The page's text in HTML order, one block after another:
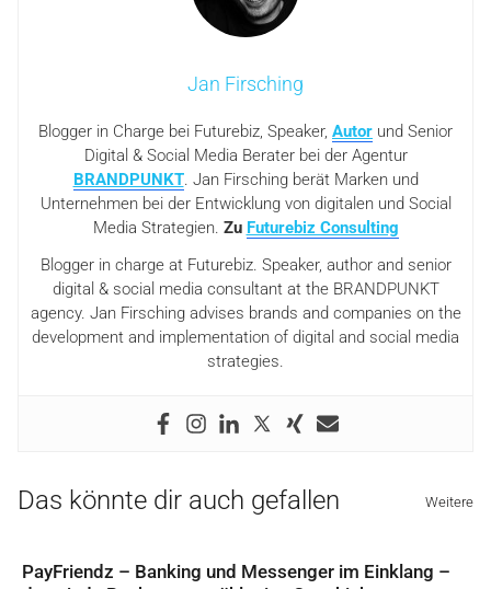
Jan Firsching
Blogger in Charge bei Futurebiz, Speaker, Autor und Senior
Digital & Social Media Berater bei der Agentur
BRANDPUNKT. Jan Firsching berät Marken und
Unternehmen bei der Entwicklung von digitalen und Social
Media Strategien. Zu Futurebiz Consulting
Blogger in charge at Futurebiz. Speaker, author and senior
digital & social media consultant at the BRANDPUNKT
agency. Jan Firsching advises brands and companies on the
development and implementation of digital and social media
strategies.
Das könnte dir auch gefallen Weitere
PayFriendz – Banking und Messenger im Einklang –